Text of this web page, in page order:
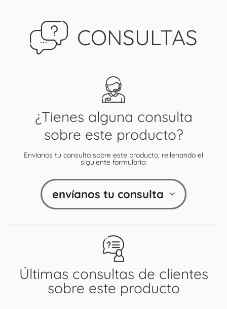
CONSULTAS
Últimas consultas de clientes
sobre este producto
¿Tienes alguna consulta
sobre este producto?
Envíanos tu consulta sobre este producto, rellenando el
siguiente formulario:
envíanos tu consulta